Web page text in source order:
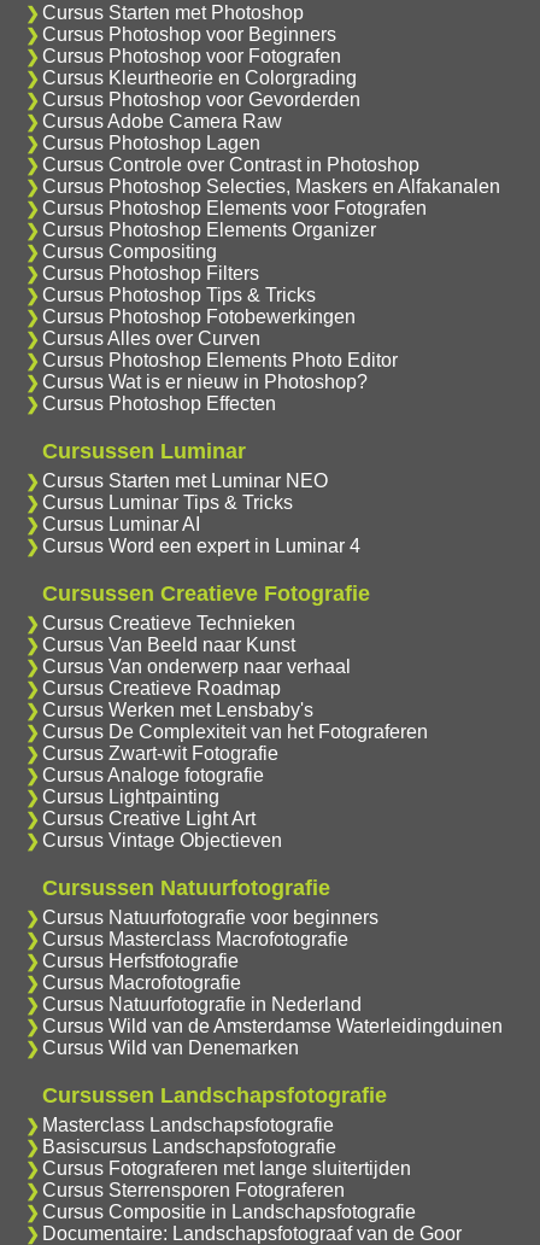
Cursus Starten met Photoshop
Cursus Photoshop voor Beginners
Cursus Photoshop voor Fotografen
Cursus Kleurtheorie en Colorgrading
Cursus Photoshop voor Gevorderden
Cursus Adobe Camera Raw
Cursus Photoshop Lagen
Cursus Controle over Contrast in Photoshop
Cursus Photoshop Selecties, Maskers en Alfakanalen
Cursus Photoshop Elements voor Fotografen
Cursus Photoshop Elements Organizer
Cursus Compositing
Cursus Photoshop Filters
Cursus Photoshop Tips & Tricks
Cursus Photoshop Fotobewerkingen
Cursus Alles over Curven
Cursus Photoshop Elements Photo Editor
Cursus Wat is er nieuw in Photoshop?
Cursus Photoshop Effecten
Cursussen Luminar
Cursus Starten met Luminar NEO
Cursus Luminar Tips & Tricks
Cursus Luminar AI
Cursus Word een expert in Luminar 4
Cursussen Creatieve Fotografie
Cursus Creatieve Technieken
Cursus Van Beeld naar Kunst
Cursus Van onderwerp naar verhaal
Cursus Creatieve Roadmap
Cursus Werken met Lensbaby's
Cursus De Complexiteit van het Fotograferen
Cursus Zwart-wit Fotografie
Cursus Analoge fotografie
Cursus Lightpainting
Cursus Creative Light Art
Cursus Vintage Objectieven
Cursussen Natuurfotografie
Cursus Natuurfotografie voor beginners
Cursus Masterclass Macrofotografie
Cursus Herfstfotografie
Cursus Macrofotografie
Cursus Natuurfotografie in Nederland
Cursus Wild van de Amsterdamse Waterleidingduinen
Cursus Wild van Denemarken
Cursussen Landschapsfotografie
Masterclass Landschapsfotografie
Basiscursus Landschapsfotografie
Cursus Fotograferen met lange sluitertijden
Cursus Sterrensporen Fotograferen
Cursus Compositie in Landschapsfotografie
Documentaire: Landschapsfotograaf van de Goor